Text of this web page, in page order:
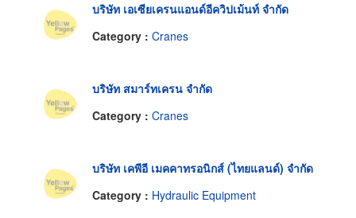
บริษัท เอเซียเครนแอนด์อีควิปเม้นท์ จำกัด
Category : Cranes
บริษัท สมาร์ทเครน จำกัด
Category : Cranes
บริษัท เคพีอี เมคคาทรอนิกส์ (ไทยแลนด์) จำกัด
Category : Hydraulic Equipment